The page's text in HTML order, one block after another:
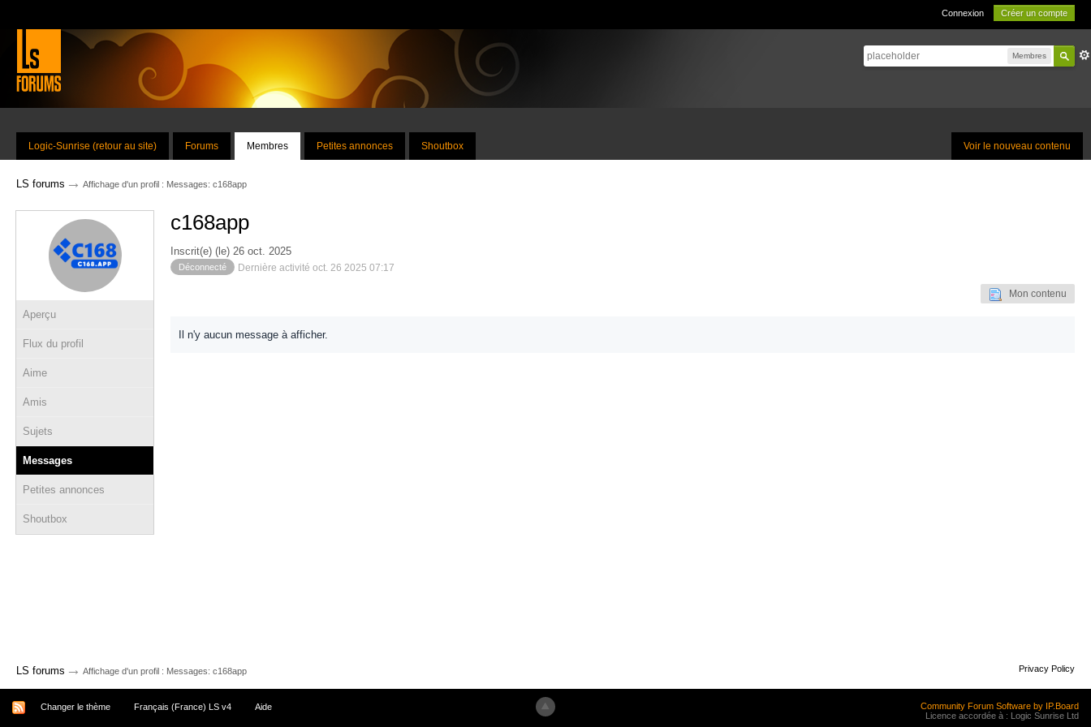
Connexion Créer un compte
Membres
Voir le nouveau contenu
Logic-Sunrise (retour au site) Forums Membres Petites annonces Shoutbox
LS forums → Affichage d'un profil : Messages: c168app
Aperçu
Flux du profil
Aime
Amis
Sujets
Messages
Petites annonces
Shoutbox
c168app
Inscrit(e) (le) 26 oct. 2025
Déconnecté Dernière activité oct. 26 2025 07:17
Mon contenu
Il n'y aucun message à afficher.
LS forums → Affichage d'un profil : Messages: c168app Privacy Policy
Changer le thème Français (France) LS v4 Aide
Community Forum Software by IP.Board
Licence accordée à : Logic Sunrise Ltd